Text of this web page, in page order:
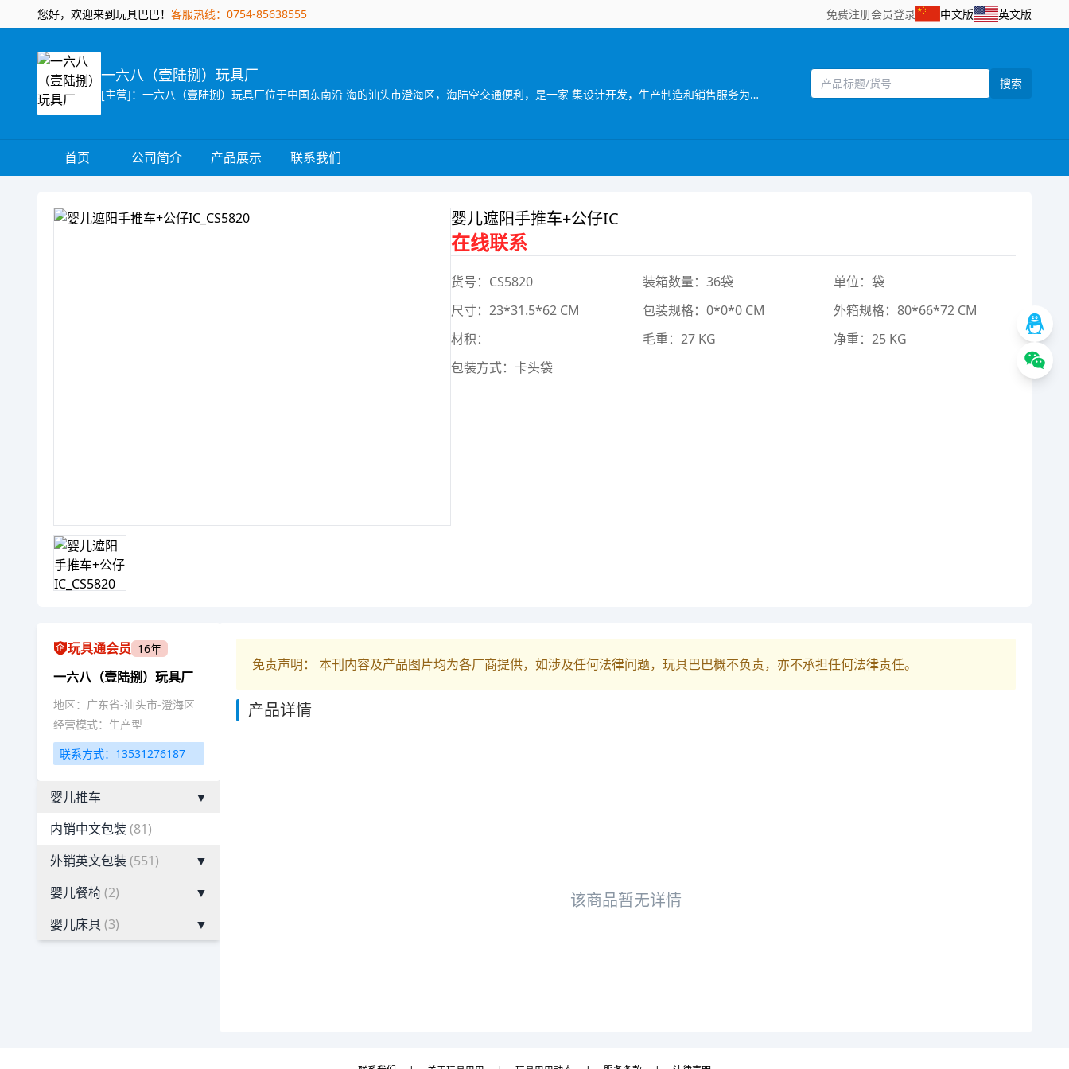
您好，欢迎来到玩具巴巴！ 客服热线：0754-85638555 免费注册会员登录 中文版 英文版
一六八（壹陆捌）玩具厂
[主营]：一六八（壹陆捌）玩具厂位于中国东南沿 海的汕头市澄海区，海陆空交通便利，是一家 集设计开发，生产制造和销售服务为一体的企业。 推推乐是一六八玩具厂旗下的一个推车玩具品牌，目前本厂主要生产婴儿手推车，娃娃公仔，彩虹编织机等儿童玩具产品，推推乐手推车玩具拥有专业的设计人员，所有开发的产品，款式新颖，结构合理，安全美观，适合各类消费层购买，所有产品均可符合国家安全检测标准EN71标准，同时推推乐推车还拥有一批强大的销售团队，目前产品销售遍及中国30多个省，直辖市覆盖国内200个城市，并且远销欧洲，南北美洲，东南亚，非洲等国家和地区 推推乐品牌诞生以来得到了广大客户和消费者的支持和认可，作为我们也将一如既往，不断创新，将“经典.环保.安全.时尚”的全新理念融入到体现品牌价值中，推推乐推车专做中国好玩具。
搜索
首页 公司简介 产品展示 联系我们
婴儿遮阳手推车+公仔IC
在线联系
货号：CS5820 装箱数量：36袋
单位：袋
尺寸：23*31.5*62 CM
包装规格：0*0*0 CM
外箱规格：80*66*72 CM
材积：
毛重：27 KG
净重：25 KG
包装方式：卡头袋
玩具通会员 16年
一六八（壹陆捌）玩具厂
地区：广东省-汕头市-澄海区
经营模式：生产型
联系方式：13531276187
婴儿推车
▼
内销中文包装(81)
外销英文包装(551)
▼
婴儿餐椅(2)
▼
婴儿床具(3) ▼
免责声明： 本刊内容及产品图片均为各厂商提供，如涉及任何法律问题，玩具巴巴概不负责，亦不承担任何法律责任。
产品详情
该商品暂无详情